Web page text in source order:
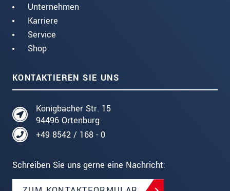
Unternehmen
Karriere
Service
Shop
KONTAKTIEREN SIE UNS
Königbacher Str. 15
94496 Ortenburg
+49 8542 / 168 - 0
Schreiben Sie uns gerne eine Nachricht: